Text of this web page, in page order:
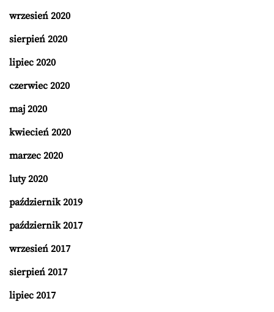
wrzesień 2020
sierpień 2020
lipiec 2020
czerwiec 2020
maj 2020
kwiecień 2020
marzec 2020
luty 2020
październik 2019
październik 2017
wrzesień 2017
sierpień 2017
lipiec 2017